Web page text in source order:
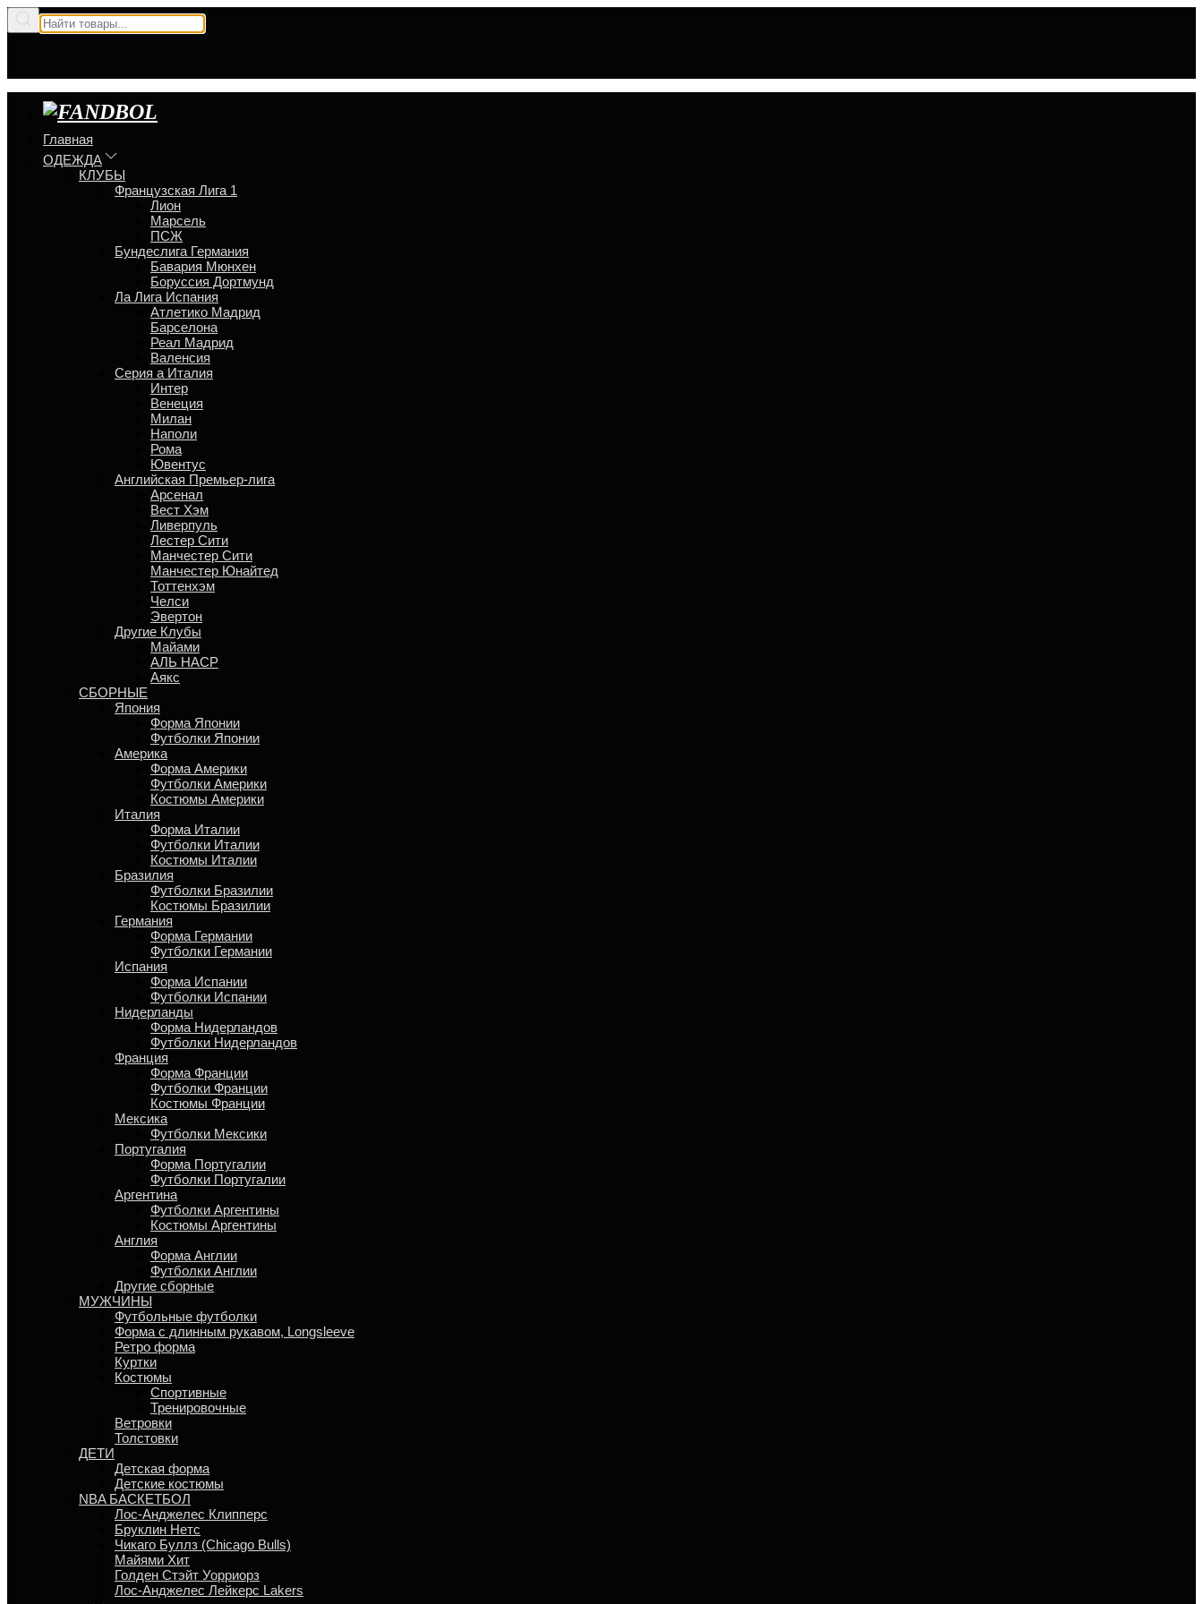
Главная
ОДЕЖДА
КЛУБЫ
Французская Лига 1
Лион
Марсель
ПСЖ
Бундеслига Германия
Бавария Мюнхен
Боруссия Дортмунд
Ла Лига Испания
Атлетико Мадрид
Барселона
Реал Мадрид
Валенсия
Серия a Италия
Интер
Венеция
Милан
Наполи
Рома
Ювентус
Английская Премьер-лига
Арсенал
Вест Хэм
Ливерпуль
Лестер Сити
Манчестер Сити
Манчестер Юнайтед
Тоттенхэм
Челси
Эвертон
Другие Клубы
Майами
АЛЬ НАСР
Аякс
СБОРНЫЕ
Япония
Форма Японии
Футболки Японии
Америка
Форма Америки
Футболки Америки
Костюмы Америки
Италия
Форма Италии
Футболки Италии
Костюмы Италии
Бразилия
Футболки Бразилии
Костюмы Бразилии
Германия
Форма Германии
Футболки Германии
Испания
Форма Испании
Футболки Испании
Нидерланды
Форма Нидерландов
Футболки Нидерландов
Франция
Форма Франции
Футболки Франции
Костюмы Франции
Мексика
Футболки Мексики
Португалия
Форма Португалии
Футболки Португалии
Аргентина
Футболки Аргентины
Костюмы Аргентины
Англия
Форма Англии
Футболки Англии
Другие сборные
МУЖЧИНЫ
Футбольные футболки
Форма с длинным рукавом, Longsleeve
Ретро форма
Куртки
Костюмы
Спортивные
Тренировочные
Ветровки
Толстовки
ДЕТИ
Детская форма
Детские костюмы
NBA БАСКЕТБОЛ
Лос-Анджелес Клипперс
Бруклин Нетс
Чикаго Буллз (Chicago Bulls)
Майями Хит
Голден Стэйт Уорриорз
Лос-Анджелес Лейкерс Lakers